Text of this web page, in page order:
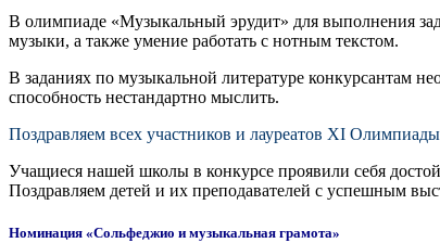
В олимпиаде «Музыкальный эрудит» для выполнения
музыки, а также умение работать с нотным текстом.
В заданиях по музыкальной литературе конкурсантам
способность нестандартно мыслить.
Поздравляем всех участников и лауреатов XI
Учащиеся нашей школы в конкурсе проявили себя
Поздравляем детей и их преподавателей с успешным
Номинация «Сольфеджио и музыкальная грамота»